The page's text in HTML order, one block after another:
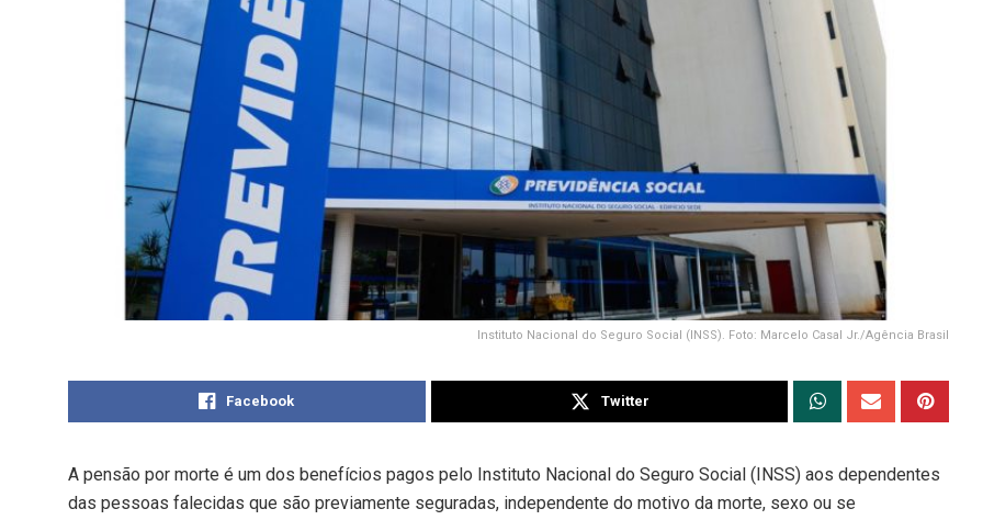
Instituto Nacional do Seguro Social (INSS). Foto: Marcelo Casal Jr./Agência Brasil
Facebook Twitter
A pensão por morte é um dos benefícios pagos pelo Instituto Nacional do Seguro Social (INSS) aos dependentes
das pessoas falecidas que são previamente seguradas, independente do motivo da morte, sexo ou se